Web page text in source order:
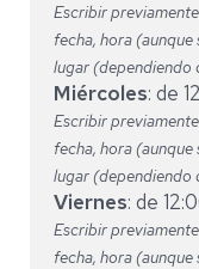
Escribir
fecha, hora
lugar (dependiendo
Miércoles: de
Escribir
fecha, hora
lugar (dependiendo
Viernes: de
Escribir
fecha, hora